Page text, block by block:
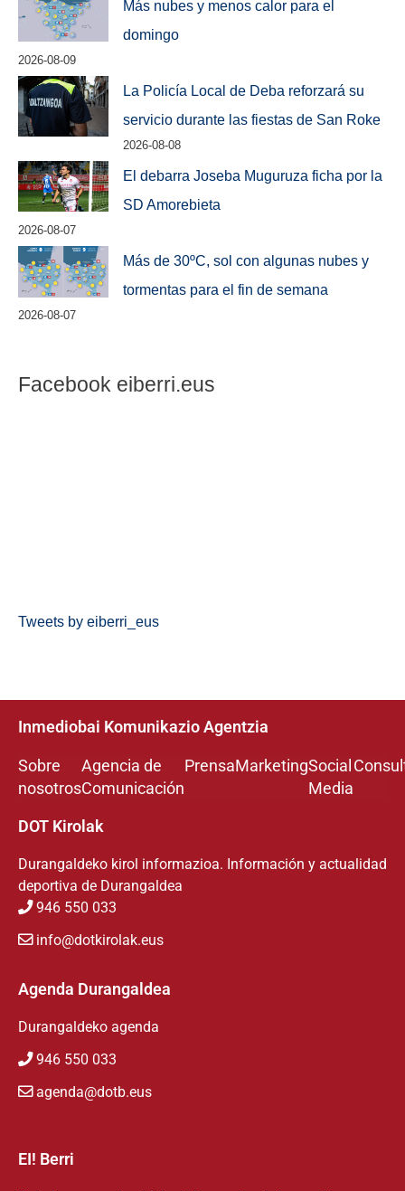
Más nubes y menos calor para el
domingo
2026-08-09
La Policía Local de Deba reforzará su
servicio durante las fiestas de San Roke
2026-08-08
El debarra Joseba Muguruza ficha por la
SD Amorebieta
2026-08-07
Más de 30ºC, sol con algunas nubes y
tormentas para el fin de semana
2026-08-07
Facebook eiberri.eus
Tweets by eiberri_eus
Inmediobai Komunikazio Agentzia
Sobre
nosotros
Agencia de
Comunicación
PrensaMarketingSocial
Media
DOT Kirolak
Durangaldeko kirol informazioa. Información y actualidad
deportiva de Durangaldea
946 550 033
info@dotkirolak.eus
Agenda Durangaldea
Durangaldeko agenda
946 550 033
agenda@dotb.eus
EI! Berri